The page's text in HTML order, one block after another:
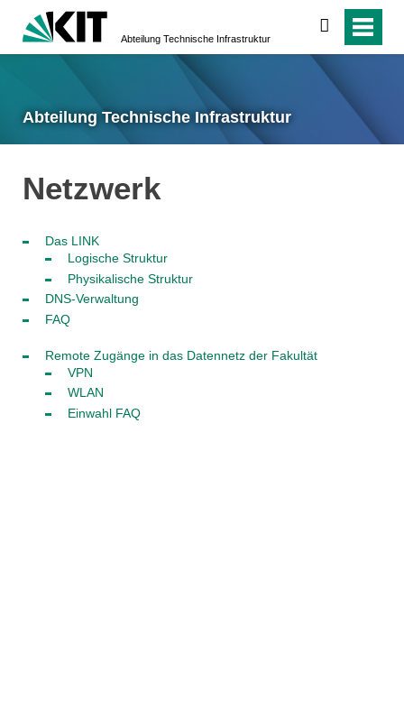
Abteilung Technische Infrastruktur
suchen
Abteilung Technische Infrastruktur
Netzwerk
Das LINK
Logische Struktur
Physikalische Struktur
DNS-Verwaltung
FAQ
Remote Zugänge in das Datennetz der Fakultät
VPN
WLAN
Einwahl FAQ